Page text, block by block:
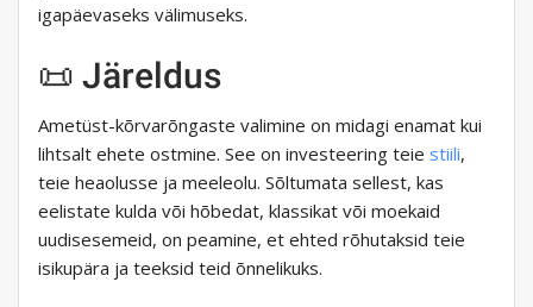
igapäevaseks välimuseks.
📜 Järeldus
Ametüst-kõrvarõngaste valimine on midagi enamat kui
lihtsalt ehete ostmine. See on investeering teie stiili,
teie heaolusse ja meeleolu. Sõltumata sellest, kas
eelistate kulda või hõbedat, klassikat või moekaid
uudisesemeid, on peamine, et ehted rõhutaksid teie
isikupära ja teeksid teid õnnelikuks.